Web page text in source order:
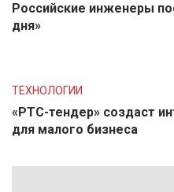
Российские инженеры
дня»
ТЕХНОЛОГИИ
«РТС-тендер» создаст
для малого бизнеса